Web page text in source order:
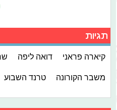
תגיות
קיארה פראני דואה ליפה
משבר הקורונה טרנד השבוע